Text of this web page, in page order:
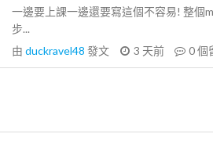
一邊要上課一邊還要寫這個不容易! 整個
步...
由 duckravel48 發文 3 天前 0個